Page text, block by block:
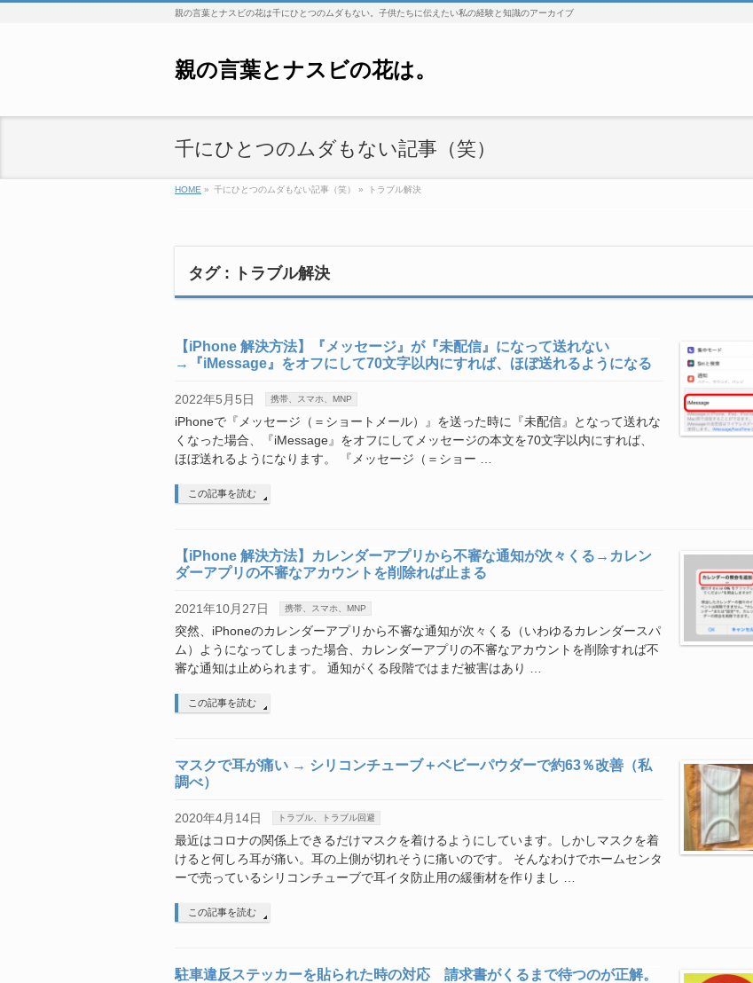
親の言葉とナスビの花は千にひとつのムダもない。子供たちに伝えたい私の経験と知識のアーカイブ
親の言葉とナスビの花は。
千にひとつのムダもない記事（笑）
HOME » 千にひとつのムダもない記事（笑） » トラブル解決
タグ : トラブル解決
【iPhone 解決方法】『メッセージ』が『未配信』になって送れない
→『iMessage』をオフにして70文字以内にすれば、ほぼ送れるようになる
2022年5月5日 携帯、スマホ、MNP
iPhoneで『メッセージ（＝ショートメール）』を送った時に『未配信』となって送れな
くなった場合、『iMessage』をオフにしてメッセージの本文を70文字以内にすれば、
ほぼ送れるようになります。 『メッセージ（＝ショー …
この記事を読む
【iPhone 解決方法】カレンダーアプリから不審な通知が次々くる→カレン
ダーアプリの不審なアカウントを削除れば止まる
2021年10月27日 携帯、スマホ、MNP
突然、iPhoneのカレンダーアプリから不審な通知が次々くる（いわゆるカレンダースパ
ム）ようになってしまった場合、カレンダーアプリの不審なアカウントを削除すれば不
審な通知は止められます。 通知がくる段階ではまだ被害はあり …
この記事を読む
マスクで耳が痛い → シリコンチューブ＋ベビーパウダーで約63％改善（私
調べ）
2020年4月14日 トラブル、トラブル回避
最近はコロナの関係上できるだけマスクを着けるようにしています。しかしマスクを着
けると何しろ耳が痛い。耳の上側が切れそうに痛いのです。 そんなわけでホームセンタ
ーで売っているシリコンチューブで耳イタ防止用の緩衝材を作りまし …
この記事を読む
駐車違反ステッカーを貼られた時の対応 請求書がくるまで待つのが正解。